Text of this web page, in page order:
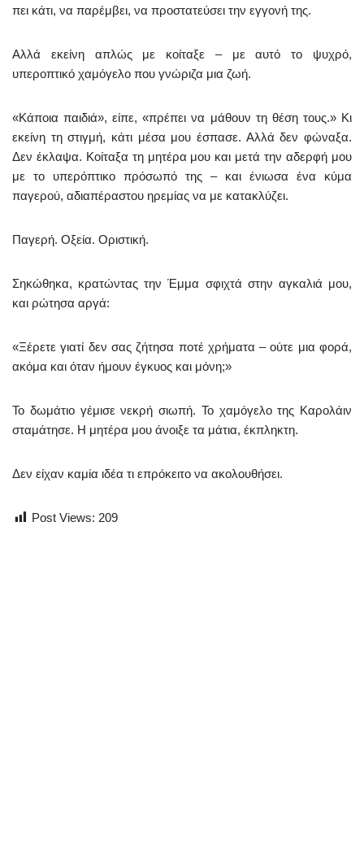
πει κάτι, να παρέμβει, να προστατεύσει την εγγονή της.
Αλλά εκείνη απλώς με κοίταξε – με αυτό το ψυχρό,
υπεροπτικό χαμόγελο που γνώριζα μια ζωή.
«Κάποια παιδιά», είπε, «πρέπει να μάθουν τη θέση τους.» Κι
εκείνη τη στιγμή, κάτι μέσα μου έσπασε. Αλλά δεν φώναξα.
Δεν έκλαψα. Κοίταξα τη μητέρα μου και μετά την αδερφή μου
με το υπερόπτικο πρόσωπό της – και ένιωσα ένα κύμα
παγερού, αδιαπέραστου ηρεμίας να με κατακλύζει.
Παγερή. Οξεία. Οριστική.
Σηκώθηκα, κρατώντας την Έμμα σφιχτά στην αγκαλιά μου,
και ρώτησα αργά:
«Ξέρετε γιατί δεν σας ζήτησα ποτέ χρήματα – ούτε μια φορά,
ακόμα και όταν ήμουν έγκυος και μόνη;»
Το δωμάτιο γέμισε νεκρή σιωπή. Το χαμόγελο της Καρολάιν
σταμάτησε. Η μητέρα μου άνοιξε τα μάτια, έκπληκτη.
Δεν είχαν καμία ιδέα τι επρόκειτο να ακολουθήσει.
Post Views: 209